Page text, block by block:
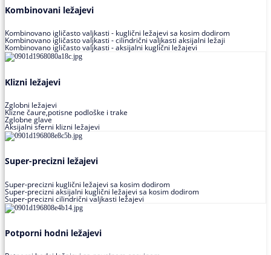
Kombinovani ležajevi
Kombinovano igličasto valjkasti - kuglični ležajevi sa kosim dodirom
Kombinovano igličasto valjkasti - cilindrični valjkasti aksijalni ležaji
Kombinovano igličasto valjkasti - aksijalni kuglični ležajevi
Klizni ležajevi
Zglobni ležajevi
Klizne čaure,potisne podloške i trake
Zglobne glave
Aksijalni sferni klizni ležajevi
Super-precizni ležajevi
Super-precizni kuglični ležajevi sa kosim dodirom
Super-precizni aksijalni kuglični ležajevi sa kosim dodirom
Super-precizni cilindrični valjkasti ležajevi
Potporni hodni ležajevi